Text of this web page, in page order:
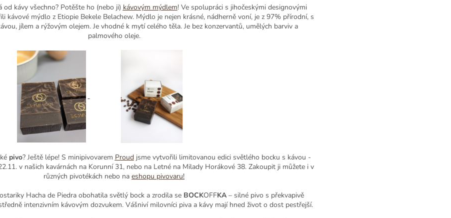
od kávy všechno? Potěšte ho (nebo ji) kávovým mýdlem! Ve spolupráci s jihočeskými designovými
kávové mýdlo z Etiopie Bekele Belachew. Mýdlo je nejen krásné, nádherně voní, je z 97% přírodní, s
jílem a rýžovým olejem. Je vhodné k mytí celého těla. Je bez konzervantů, umělých barviv a
palmového oleje.
pivo? Ještě lépe! S minipivovarem Proud jsme vytvořili limitovanou edici světlého bocku s kávou -
v našich kavárnách na Korunní 31, nebo na Letné na Milady Horákové 38. Zakoupit ji můžete i v
různých pivotékách nebo na eshopu pivovaru!
Hacha de Piedra obohatila světlý bock a zrodila se BOCKOFFKA – silné pivo s překvapivě
intenzivním kávovým dozvukem. Vášniví milovníci piva a kávy mají hned život o dost pestřejší.
SLEVA 5 %
Přihlaste se k odběru novinek a
výhodných nabídek z naší
pražírny.
Chci novinky a slevy
Zásady zpracování osobních údajů